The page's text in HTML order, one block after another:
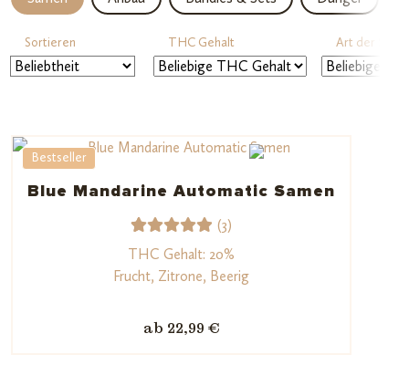
Sortieren THC Gehalt Art der Sorte
Bestseller
Blue Mandarine Automatic Samen
Bewerte
t mit
basieren
3
(3)
THC Gehalt: 20%
Frucht, Zitrone, Beerig
ab 22,99 €